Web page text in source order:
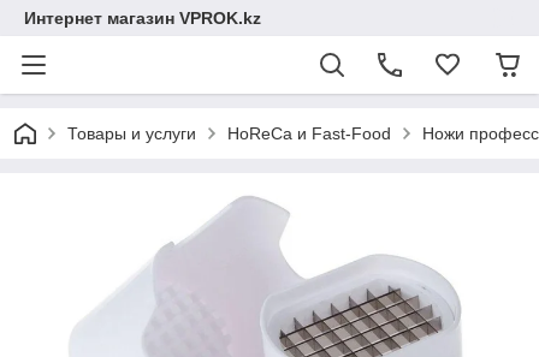
Интернет магазин VPROK.kz
Товары и услуги HoReCa и Fast-Food Ножи